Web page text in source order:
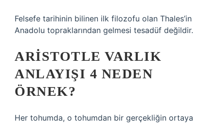
Felsefe tarihinin bilinen ilk filozofu olan Thales’in
Anadolu topraklarından gelmesi tesadüf değildir.
ARISTOTLE VARLIK
ANLAYIŞI 4 NEDEN
ÖRNEK?
Her tohumda, o tohumdan bir gerçekliğin ortaya